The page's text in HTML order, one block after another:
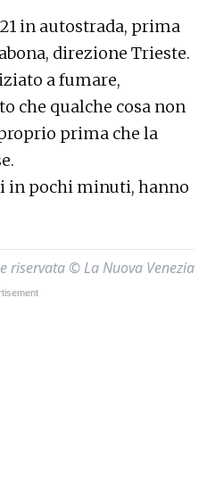
in autostrada, prima
direzione Trieste.
a fumare,
che qualche cosa non
prima che la
in pochi minuti, hanno
riservata © La Nuova Venezia